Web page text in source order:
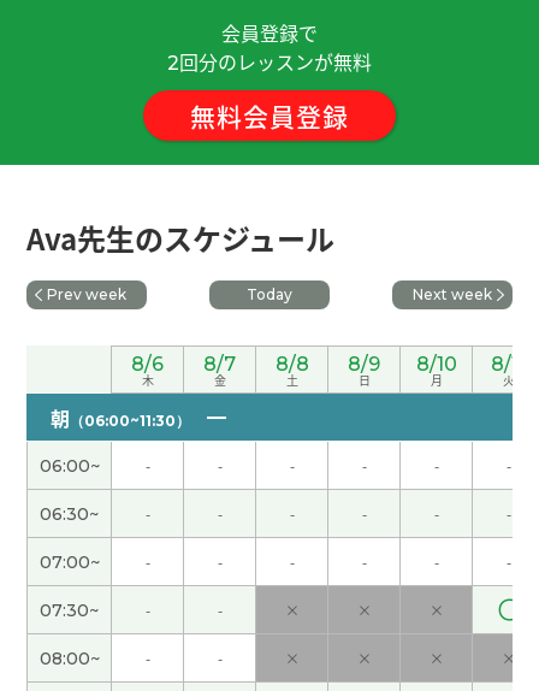
ありがとうございました。がんばります。
每次和老师一起聊得很开心！下次见！( 男性 )
去买东西接孩子去幼儿园非常麻烦。 下次见吧。
んと読めるように頑張ります！
( 男性 )
ありがとうございました！
ありがとうございました！( 40代 女性 )
来日本的时候一定要见面!我很期待。
没问题。日本菜重视本来的味道。中国菜的烹饪很
多。重视调味料的味道。下次见吧。( 男性 )
会員登録で
2回分のレッスンが無料
無料会員登録
Ava先生のスケジュール
Prev week Today Next week
8/6
木
8/7
金
8/8
土
8/9
日
8/10
月
8/11
火
朝 （06:00~11:30）
06:00~ - - - - - -
06:30~ - - - - - -
07:00~ - - - - - -
07:30~ - - × × × 〇
08:00~ - - × × × ×